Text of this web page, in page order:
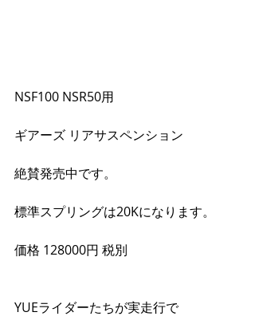
NSF100 NSR50用
ギアーズ リアサスペンション
絶賛発売中です。
標準スプリングは20Kになります。
価格 128000円 税別
YUEライダーたちが実走行で